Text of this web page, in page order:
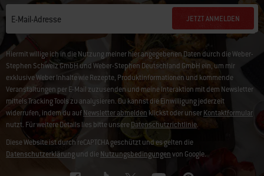
E-Mail-Adresse JETZT ANMELDEN
Hiermit willige ich in die Nutzung meiner hier angegebenen Daten durch die Weber-
Stephen Schweiz GmbH und Weber-Stephen Deutschland GmbH ein, um mir
exklusive Weber Inhalte wie Rezepte, Produktinformationen und kommende
Veranstaltungen per E-Mail zuzusenden und meine Interaktion mit dem Newsletter
mittels Tracking Tools zu analysieren. Du kannst die Einwilligung jederzeit
widerrufen, indem du aufNewsletter abmelden klickst oder unserKontaktformular
nutzt. Für weitere Details lies bitte unsereDatenschutzrichtlinie.
Diese Website ist durch reCAPTCHA geschützt und es gelten die
Datenschutzerklärungund dieNutzungsbedingungenvon Google.